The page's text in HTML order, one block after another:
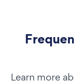
Learn more